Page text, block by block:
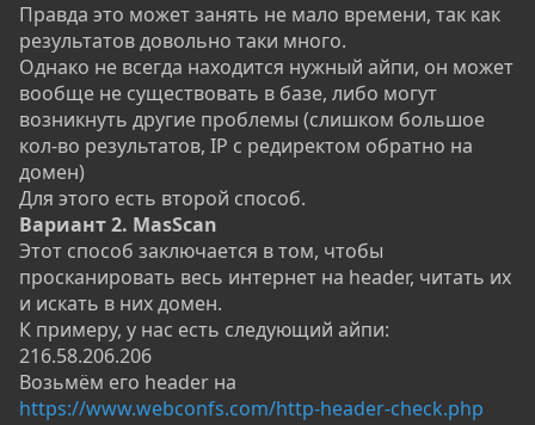
Правда это может занять не мало времени, так как
результатов довольно таки много.
Однако не всегда находится нужный айпи, он может
вообще не существовать в базе, либо могут
возникнуть другие проблемы (слишком большое
кол-во результатов, IP с редиректом обратно на
домен)
Для этого есть второй способ.
Вариант 2. MasScan
Этот способ заключается в том, чтобы
просканировать весь интернет на header, читать их
и искать в них домен.
К примеру, у нас есть следующий айпи:
216.58.206.206
Возьмём его header на
https://www.webconfs.com/http-header-check.php